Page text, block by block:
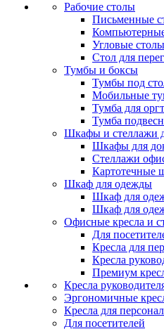
Рабочие столы
Письменные
Угловые столы
Стол для
Тумбы и боксы
Тумбы под
Мобильные
Тумба для
Тумба
Шкафы и стеллажи
Шкафы для
Стеллажи
Картотечные
Шкаф для одежды
Шкаф для
Шкаф для
Офисные кресла и
Для
Кресла для
Кресла
Премиум
Кресла
Эргономичные
Кресла для
Для посетителей